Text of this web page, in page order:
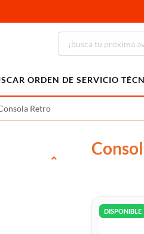
ORDEN DE SERVICIO
Retro
DISPONIBLE